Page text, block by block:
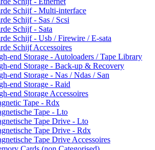
Schijf - Multi-interface
Schijf - Sas / Scsi
Schijf - Sata
Schijf - Usb / Firewire / E-sata
Schijf Accessoires
end Storage - Autoloaders / Tape Library
end Storage - Back-up & Recovery
end Storage - Nas / Ndas / San
end Storage - Raid
end Storage Accessoires
Tape - Rdx
Tape - Lto
Tape Drive - Lto
Tape Drive - Rdx
Tape Drive Accessoires